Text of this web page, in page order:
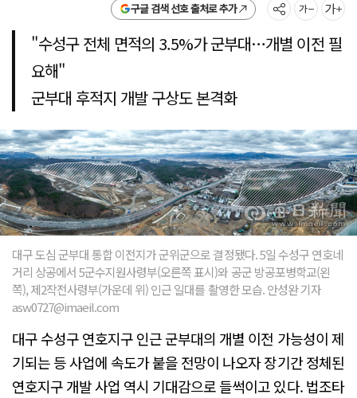
구글 검색 선호 출처로 추가
"수성구 전체 면적의 3.5%가 군부대…개별 이전 필
요해"
군부대 후적지 개발 구상도 본격화
대구 도심 군부대 통합 이전지가 군위군으로 결정됐다. 5일 수성구 연호네
거리 상공에서 5군수지원사령부(오른쪽 표시)와 공군 방공포병학교(왼
쪽), 제2작전사령부(가운데 위) 인근 일대를 촬영한 모습. 안성완 기자
asw0727@imaeil.com
대구 수성구 연호지구 인근 군부대의 개별 이전 가능성이 제
기되는 등 사업에 속도가 붙을 전망이 나오자 장기간 정체된
연호지구 개발 사업 역시 기대감으로 들썩이고 있다. 법조타